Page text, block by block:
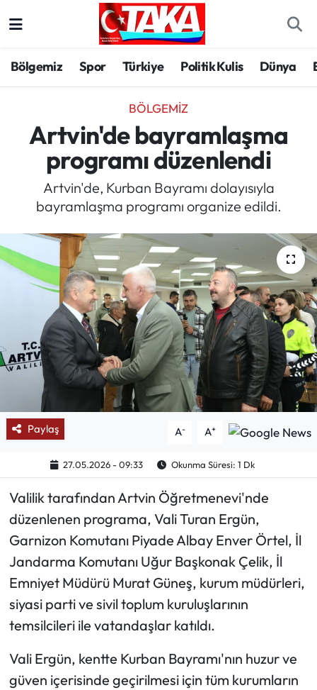
Bölgemiz Spor Türkiye Politik Kulis Dünya
BÖLGEMIZ
Artvin'de bayramlaşma
programı düzenlendi
Artvin'de, Kurban Bayramı dolayısıyla
bayramlaşma programı organize edildi.
Paylaş A- A+
27.05.2026 - 09:33 Okunma Süresi: 1 Dk
Valilik tarafından Artvin Öğretmenevi'nde
düzenlenen programa, Vali Turan Ergün,
Garnizon Komutanı Piyade Albay Enver Örtel, İl
Jandarma Komutanı Uğur Başkonak Çelik, İl
Emniyet Müdürü Murat Güneş, kurum müdürleri,
siyasi parti ve sivil toplum kuruluşlarının
temsilcileri ile vatandaşlar katıldı.
Vali Ergün, kentte Kurban Bayramı'nın huzur ve
güven içerisinde geçirilmesi için tüm kurumların
Spor
Türkiye
Kültür/Sanat
Politika
Politik Kulis
Dünya
Magazin
Mektup Galeri
Röportaj
Manşet
BIK
ASTROLOJİ
Spor Yazıları
Mektup Galeri
Ekonomi
Trabzon Hava Durumu
Trabzon Trafik Yoğunluk Haritası
Süper Lig Puan Durumu ve Fikstür
Tüm Manşetler
Son Dakika Haberleri
Haber Arşivi